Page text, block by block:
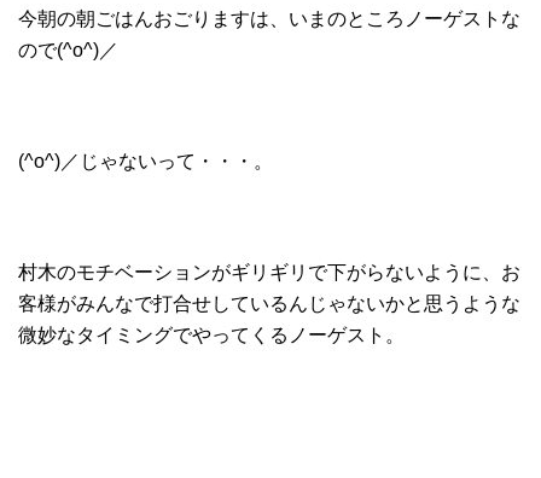
今朝の朝ごはんおごりますは、いまのところノーゲストな
ので(^o^)／
(^o^)／じゃないって・・・。
村木のモチベーションがギリギリで下がらないように、お
客様がみんなで打合せしているんじゃないかと思うような
微妙なタイミングでやってくるノーゲスト。